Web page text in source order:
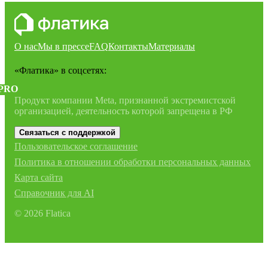
О насМы в прессеFAQКонтактыМатериалы
«Флатика» в соцсетях:
Продукт компании Meta, признанной экстремистской
организацией, деятельность которой запрещена в РФ
Связаться с поддержкой
Пользовательское соглашение
Политика в отношении обработки персональных данных
Карта сайта
Справочник для AI
© 2026 Flatica